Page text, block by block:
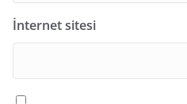
İnternet sitesi